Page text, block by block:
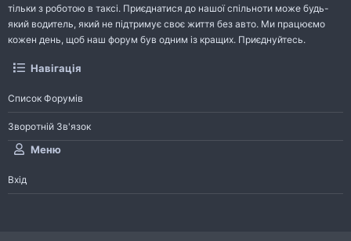
тільки з роботою в таксі. Приєднатися до нашої спільноти може будь-
який водитель, який не підтримує своє життя без авто. Ми працюємо
кожен день, щоб наш форум був одним із кращих. Приєднуйтесь.
Навігація
Список Форумів
Зворотній Зв'язок
Меню
Вхід